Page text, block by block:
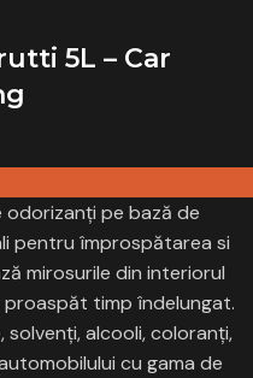
5L – Car
pe bază de
pentru împrospătarea si
mirosurile din interiorul
timp îndelungat.
alcooli, coloranți,
cu gama de